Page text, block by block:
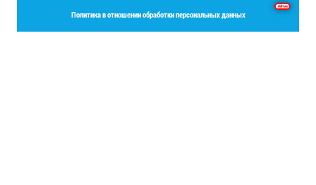
Политика в отношении обработки персональных данных